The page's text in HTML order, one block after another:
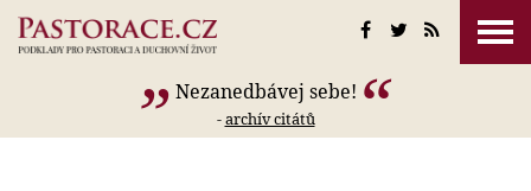
Nezanedbávej sebe!
-archív citátů